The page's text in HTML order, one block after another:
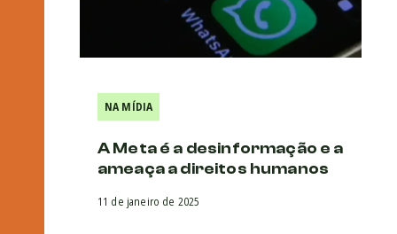
NA MÍDIA
A Meta é a desinformação e a
ameaça a direitos humanos
11 de janeiro de 2025